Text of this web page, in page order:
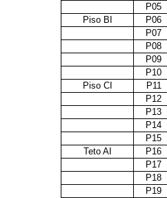
P05
Piso BI
P06
P07
P08
P09
P10
Piso CI
P11
P12
P13
P14
P15
Teto AI
P16
P17
P18
P19